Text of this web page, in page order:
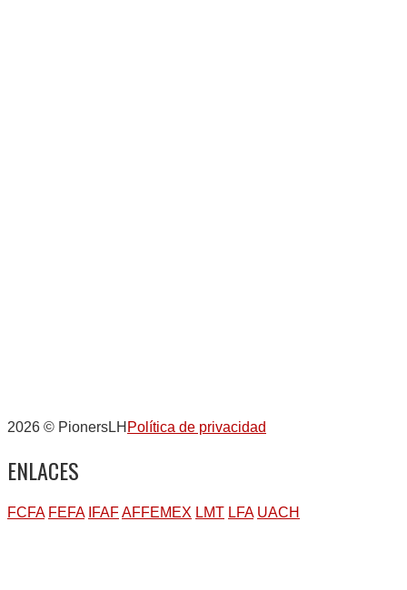
2026 © PionersLH Política de privacidad
ENLACES
FCFA FEFA IFAFAFFEMEX LMT LFA UACH